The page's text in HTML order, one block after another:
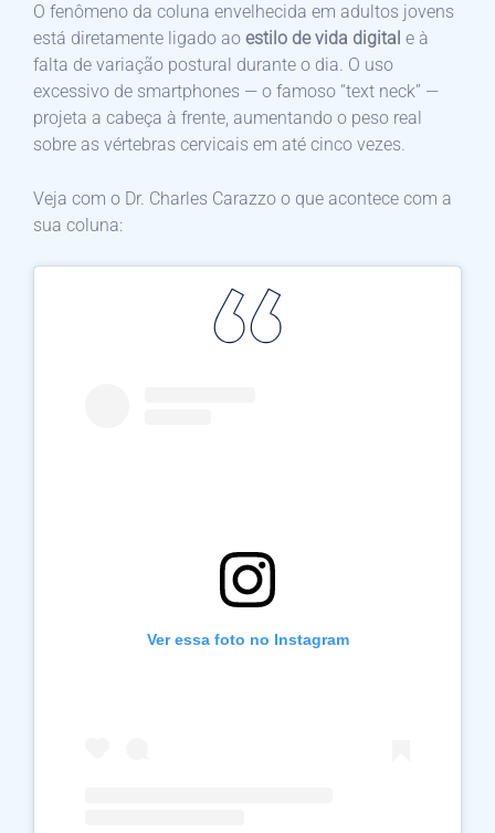
O fenômeno da coluna envelhecida em adultos jovens
está diretamente ligado ao estilo de vida digital e à
falta de variação postural durante o dia. O uso
excessivo de smartphones — o famoso “text neck” —
projeta a cabeça à frente, aumentando o peso real
sobre as vértebras cervicais em até cinco vezes.
Veja com o Dr. Charles Carazzo o que acontece com a
sua coluna:
Ver essa foto no Instagram